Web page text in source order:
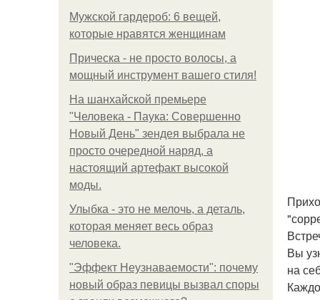
Мужской гардероб: 6 вещей,
которые нравятся женщинам
Прическа - не просто волосы, а
мощный инструмент вашего стиля!
На шанхайской премьере
"Человека - Паука: Совершенно
Новый День" зендея выбрала не
просто очередной наряд, а
настоящий артефакт высокой
моды.
Улыбка - это не мелочь, а деталь,
которая меняет весь образ
человека.
"Эффект Неузнаваемости": почему
новый образ певицы вызвал споры
Вы
на